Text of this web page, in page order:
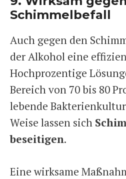
Schimmelbefall
Auch gegen den
der Alkohol eine
Hochprozentige
Bereich von 70 bis 80
lebende
Weise lassen sich
beseitigen.
Eine wirksame